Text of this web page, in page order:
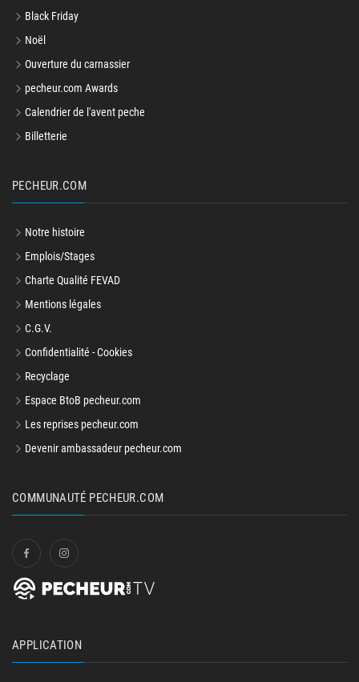
Black Friday
Noël
Ouverture du carnassier
pecheur.com Awards
Calendrier de l'avent peche
Billetterie
PECHEUR.COM
Notre histoire
Emplois/Stages
Charte Qualité FEVAD
Mentions légales
C.G.V.
Confidentialité - Cookies
Recyclage
Espace BtoB pecheur.com
Les reprises pecheur.com
Devenir ambassadeur pecheur.com
COMMUNAUTÉ PECHEUR.COM
APPLICATION